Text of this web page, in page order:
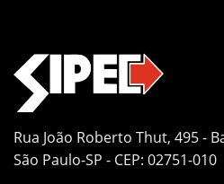
Rua João Roberto Thut, 495 -
São Paulo-SP - CEP: 02751-010